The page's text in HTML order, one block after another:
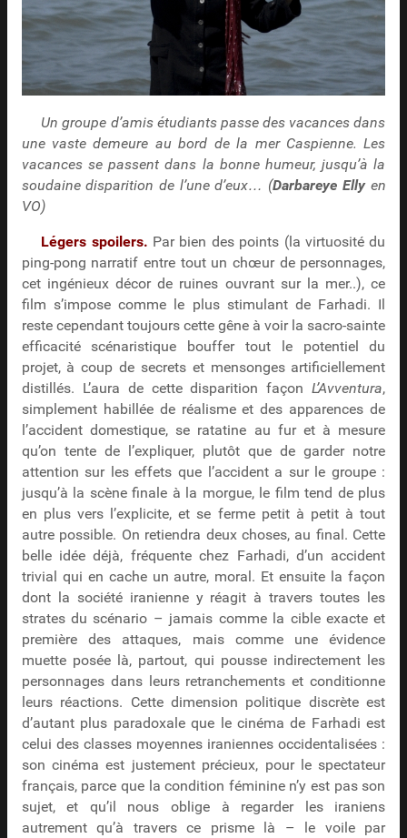
Un groupe d’amis étudiants passe des vacances dans
une vaste demeure au bord de la mer Caspienne. Les
vacances se passent dans la bonne humeur, jusqu’à la
soudaine disparition de l’une d’eux… (Darbareye Ellyen
VO)
Légers spoilers. Par bien des points (la virtuosité du
ping-pong narratif entre tout un chœur de personnages,
cet ingénieux décor de ruines ouvrant sur la mer..), ce
film s’impose comme le plus stimulant de Farhadi. Il
reste cependant toujours cette gêne à voir la sacro-sainte
efficacité scénaristique bouffer tout le potentiel du
projet, à coup de secrets et mensonges artificiellement
distillés. L’aura de cette disparition façonL’Avventura,
simplement habillée de réalisme et des apparences de
l’accident domestique, se ratatine au fur et à mesure
qu’on tente de l’expliquer, plutôt que de garder notre
attention sur les effets que l’accident a sur le groupe :
jusqu’à la scène finale à la morgue, le film tend de plus
en plus vers l’explicite, et se ferme petit à petit à tout
autre possible. On retiendra deux choses, au final. Cette
belle idée déjà, fréquente chez Farhadi, d’un accident
trivial qui en cache un autre, moral. Et ensuite la façon
dont la société iranienne y réagit à travers toutes les
strates du scénario – jamais comme la cible exacte et
première des attaques, mais comme une évidence
muette posée là, partout, qui pousse indirectement les
personnages dans leurs retranchements et conditionne
leurs réactions. Cette dimension politique discrète est
d’autant plus paradoxale que le cinéma de Farhadi est
celui des classes moyennes iraniennes occidentalisées :
son cinéma est justement précieux, pour le spectateur
français, parce que la condition féminine n’y est pas son
sujet, et qu’il nous oblige à regarder les iraniens
autrement qu’à travers ce prisme là – le voile par